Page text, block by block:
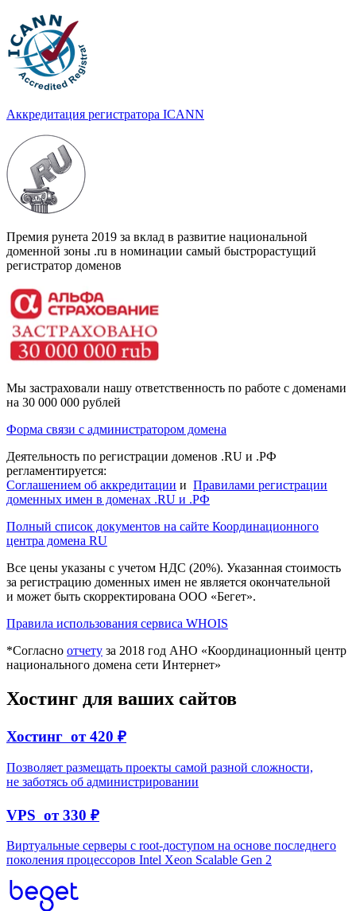
Аккредитация регистратора ICANN
Премия рунета 2019 за вклад в развитие национальной
доменной зоны .ru в номинации самый быстрорастущий
регистратор доменов
Мы застраховали нашу ответственность по работе с доменами
на 30 000 000 рублей
Форма связи с администратором домена
Деятельность по регистрации доменов .RU и .РФ
регламентируется:
Соглашением об аккредитации и Правилами регистрации
доменных имен в доменах .RU и .РФ
Полный список документов на сайте Координационного
центра домена RU
Все цены указаны с учетом НДС (20%). Указанная стоимость
за регистрацию доменных имен не является окончательной
и может быть скорректирована ООО «Бегет».
Правила использования сервиса WHOIS
*Согласно отчету за 2018 год АНО «Координационный центр
национального домена сети Интернет»
Хостинг для ваших сайтов
Хостинг от 420 ₽
Позволяет размещать проекты самой разной сложности,
не заботясь об администрировании
VPS от 330 ₽
Виртуальные серверы c root-доступом на основе последнего
поколения процессоров Intel Xeon Scalable Gen 2